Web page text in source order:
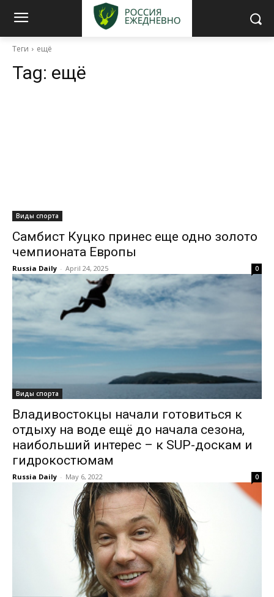
Теги ещё
Tag: ещё
Виды спорта
Самбист Куцко принес еще одно золото
чемпионата Европы
Russia Daily - April 24, 2025 0
Виды спорта
Владивостокцы начали готовиться к
отдыху на воде ещё до начала сезона,
наибольший интерес – к SUP-доскам и
гидрокостюмам
Russia Daily - May 6, 2022 0